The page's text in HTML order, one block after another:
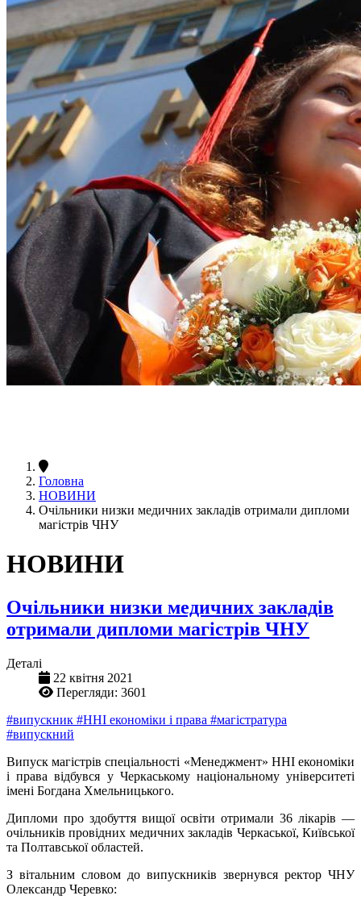
Головна
НОВИНИ
Очільники низки медичних закладів отримали дипломи
магістрів ЧНУ
НОВИНИ
Очільники низки медичних закладів
отримали дипломи магістрів ЧНУ
Деталі
22 квітня 2021
Перегляди: 3601
#випускник #ННІ економіки і права #магістратура
#випускний
Випуск магістрів спеціальності «Менеджмент» ННІ економіки
і права відбувся у Черкаському національному університеті
імені Богдана Хмельницького.
Дипломи про здобуття вищої освіти отримали 36 лікарів —
очільників провідних медичних закладів Черкаської, Київської
та Полтавської областей.
З вітальним словом до випускників звернувся ректор ЧНУ
Олександр Черевко: